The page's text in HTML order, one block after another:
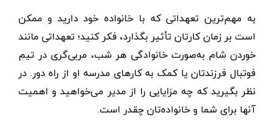
به مهم‌ترین تعهداتی که با خانواده خود دارید و ممکن
است بر زمان کارتان تأثیر بگذارد، فکر کنید؛ تعهداتی مانند
خوردن شام به‌صورت خانوادگی هر شب، مربی‌گری در تیم
فوتبال فرزندتان یا کمک به کارهای مدرسه او از راه دور. در
نظر بگیرید که چه مزایایی را از مدیر می‌خواهید و اهمیت
آنها برای شما و خانواده‌تان چقدر است.